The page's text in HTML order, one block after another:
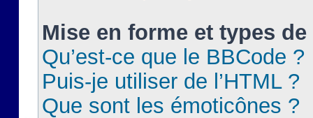
Mise en forme et types
Qu’est-ce que le BBCode ?
Puis-je utiliser de l’HTML ?
Que sont les émoticônes ?